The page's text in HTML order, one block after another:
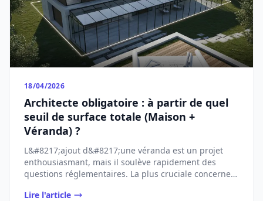
18/04/2026
Architecte obligatoire : à partir de quel
seuil de surface totale (Maison +
Véranda) ?
L&#8217;ajout d&#8217;une véranda est un projet
enthousiasmant, mais il soulève rapidement des
questions réglementaires. La plus cruciale concerne
Lire l'article